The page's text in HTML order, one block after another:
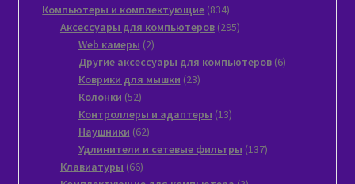
товаров
Компьютеры и комплектующие 834834
товара
Аксессуары для компьютеров 295295
Web камеры 22
товара
Другие аксессуары для компьютеров 66
Коврики для мышки 2323
Колонки 5252
товара
Контроллеры и адаптеры 1313
Наушники 6262
товара
Удлинители и сетевые фильтры 137137
Клавиатуры 6666